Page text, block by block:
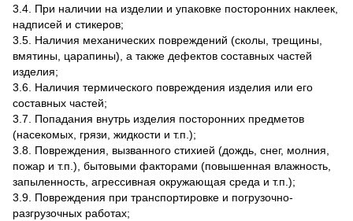
3.4. При наличии на изделии и упаковке посторонних наклеек,
надписей и стикеров;
3.5. Наличия механических повреждений (сколы, трещины,
вмятины, царапины), а также дефектов составных частей
изделия;
3.6. Наличия термического повреждения изделия или его
составных частей;
3.7. Попадания внутрь изделия посторонних предметов
(насекомых, грязи, жидкости и т.п.);
3.8. Повреждения, вызванного стихией (дождь, снег, молния,
пожар и т.п.), бытовыми факторами (повышенная влажность,
запыленность, агрессивная окружающая среда и т.п.);
3.9. Повреждения при транспортировке и погрузочно-
разгрузочных работах;